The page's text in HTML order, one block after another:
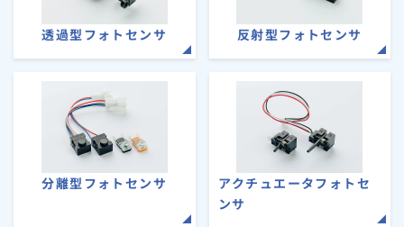
透過型フォトセンサ 反射型フォトセンサ
分離型フォトセンサ
アクチュエータフォトセ
ンサ